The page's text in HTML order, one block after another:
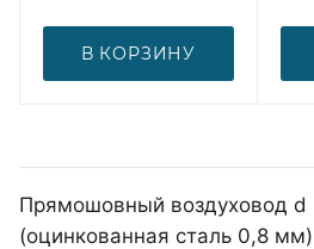
В КОРЗИНУ
Прямошовный воздуховод
(оцинкованная сталь 0,8